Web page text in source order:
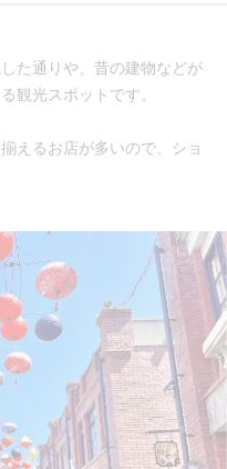
た通りや、昔の建物などが
観光スポットです。
えるお店が多いので、ショ